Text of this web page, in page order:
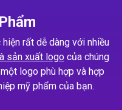
rất dễ dàng với nhiều
sản xuất logocủa chúng
logo phù hợp và hợp
mỹ phẩm của bạn.